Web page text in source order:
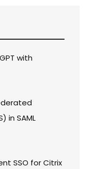
with
in SAML
SSO for Citrix